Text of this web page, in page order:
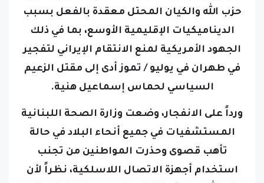
حزب الله والكيان المحتل معقدة بالفعل بسبب
الديناميكيات الإقليمية الأوسع، بما في ذلك
الجهود الأمريكية لمنع الانتقام الإيراني لتفجير
في طهران في يوليو / تموز أدى إلى مقتل الزعيم
السياسي لحماس إسماعيل هنية.
ورداً على الانفجار، وضعت وزارة الصحة اللبنانية
المستشفيات في جميع أنحاء البلاد في حالة
تأهب قصوى وحذرت المواطنين من تجنب
استخدام أجهزة الاتصال اللاسلكية، نظراً لأن